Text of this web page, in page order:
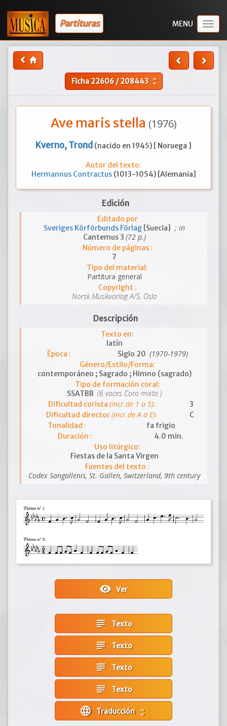
Partituras
Ficha22606/208443 unfold_more
Ave maris stella (1976)
Kverno, Trond (nacido en 1945) [ Noruega ]
Autor del texto:
Hermannus Contractus (1013-1054) [Alemania]
Edición
Editado por
Sveriges Körförbunds Förlag [Suecia] ; in
Cantemus 3 (72 p.)
Número de páginas :
7
Tipo del material:
Partitura general
Copyright :
Norsk Musikvorlag A/S, Oslo
Descripción
Texto en:
latín
Época :
Siglo 20 (1970-1979)
Género/Estilo/Forma:
contemporáneo ; Sagrado ; Himno (sagrado)
Tipo de formación coral:
SSATBB (6 voces Coro mixto )
Dificultad corista (incr.de 1 a 5):
3
Dificultad director(incr.de A a E):
C
Tonalidad :
fa frigio
Duración :
4.0 min.
Uso litúrgico:
Fiestas de la Santa Virgen
Fuentes del texto :
Codex Sangallenis, St. Gallen, Switzerland, 9th century
visibility Ver
subject Texto
subject Texto
subject Texto
subject Texto
language unfold_more